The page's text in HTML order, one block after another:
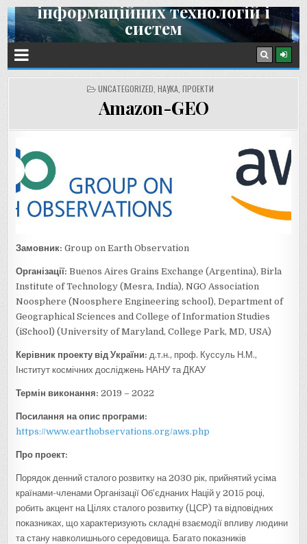
Skip
to
content
інформаційних технологій і
систем
Інститут космічних досліджень НАН України та ДКА України
POSTED
IN
UNCATEGORIZED, НАУКА, ПРОЕКТИ
Amazon-GEO
Замовник:Group on Earth Observation
Організації: Buenos Aires Grains Exchange (Argentina), Birla
Institute of Technology (Mesra, India), NGO Association
Noosphere (Noosphere Engineering school), Department of
Geographical Sciences and College of Information Studies
(iSchool) (University of Maryland, College Park, MD, USA)
Керівник проекту від України: д.т.н., проф. Куссуль Н.М.,
Інститут космічних досліджень НАНУ та ДКАУ
Термін виконання: 2019 – 2022
Посилання на опис програми:
https://www.earthobservations.org/aws.php
Про проект:
Порядок денний сталого розвитку на 2030 рік, прийнятий усіма
країнами-членами Організації Об’єднаних Націй у 2015 році,
робить акцент на Цілях сталого розвитку (ЦСР) та відповідних
показниках, що характеризують складні взаємодії впливу людини
та стану навколишнього середовища. Багато показників